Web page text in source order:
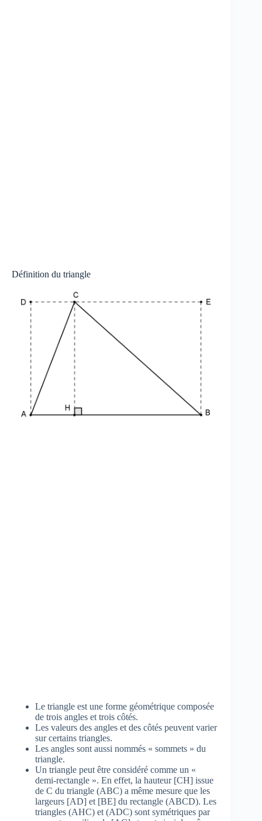
Définition du triangle
Le triangle est une forme géométrique composée
de trois angles et trois côtés.
Les valeurs des angles et des côtés peuvent varier
sur certains triangles.
Les angles sont aussi nommés « sommets » du
triangle.
Un triangle peut être considéré comme un «
demi-rectangle ». En effet, la hauteur [CH] issue
de C du triangle (ABC) a même mesure que les
largeurs [AD] et [BE] du rectangle (ABCD). Les
triangles (AHC) et (ADC) sont symétriques par